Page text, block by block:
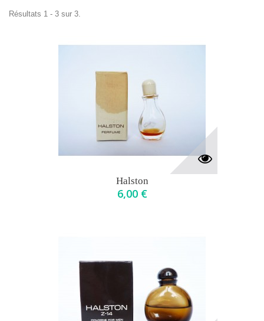
Résultats 1 - 3 sur 3.
Halston
6,00 €